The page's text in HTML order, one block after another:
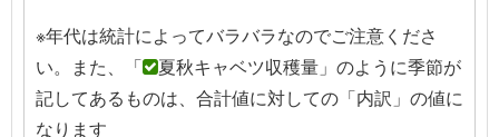
※年代は統計によってバラバラなのでご注意くださ
い。また、「
夏秋キャベツ収穫量」のように季節が
記してあるものは、合計値に対しての「内訳」の値に
なります